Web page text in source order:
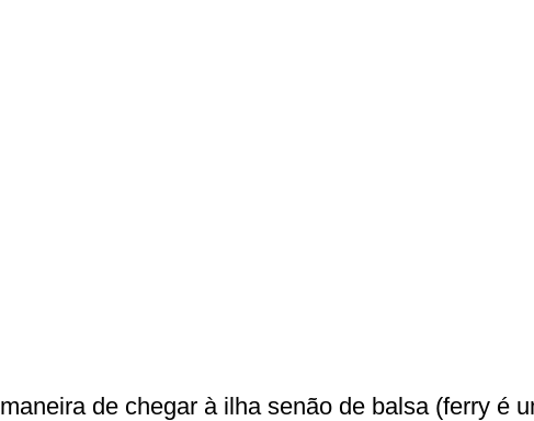
de chegar à ilha senão de balsa (ferry é